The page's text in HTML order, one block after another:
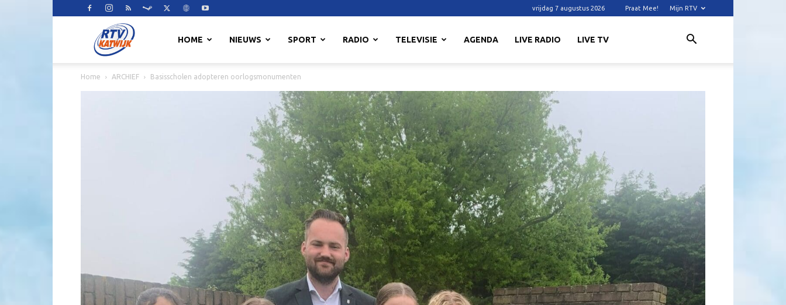
vrijdag 7 augustus 2026 Praat Mee! Mijn RTV
HOME NIEUWS SPORT RADIO TELEVISIE AGENDA LIVE RADIO LIVE TV
Home ARCHIEF Basisscholen adopteren oorlogsmonumenten